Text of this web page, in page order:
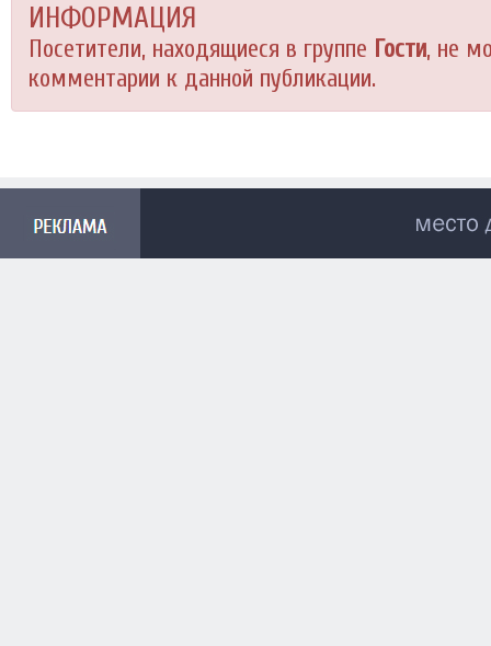
ИНФОРМАЦИЯ
Посетители, находящиеся в группе Гости, не
комментарии к данной публикации.